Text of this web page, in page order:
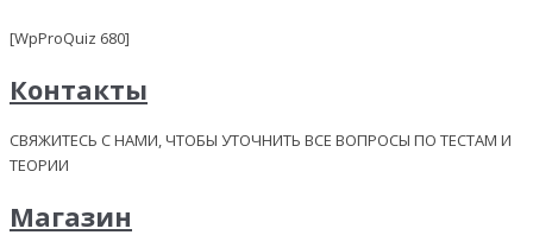
[WpProQuiz 680]
Контакты
СВЯЖИТЕСЬ С НАМИ, ЧТОБЫ УТОЧНИТЬ ВСЕ ВОПРОСЫ ПО ТЕСТАМ И
ТЕОРИИ
Магазин